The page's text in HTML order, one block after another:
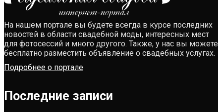
На нашем портале вы будете всегда в курсе последних
новостей в области свадебной моды, интересных мест
для фотосессий и много другого. Также, у нас вы можете
бесплатно разместить объявление о свадебных услугах.
Подробнее о портале
Последние записи